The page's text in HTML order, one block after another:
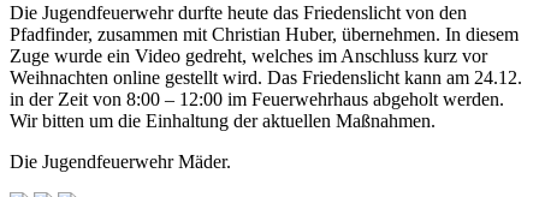
Die Jugendfeuerwehr durfte heute das Friedenslicht von den
Pfadfinder, zusammen mit Christian Huber, übernehmen. In diesem
Zuge wurde ein Video gedreht, welches im Anschluss kurz vor
Weihnachten online gestellt wird. Das Friedenslicht kann am 24.12.
in der Zeit von 8:00 – 12:00 im Feuerwehrhaus abgeholt werden.
Wir bitten um die Einhaltung der aktuellen Maßnahmen.
Die Jugendfeuerwehr Mäder.